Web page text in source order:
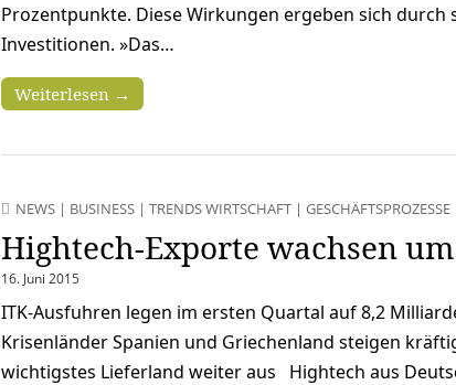
Prozentpunkte. Diese Wirkungen ergeben sich durch
Investitionen. »Das…
Weiterlesen →
NEWS| BUSINESS| TRENDS WIRTSCHAFT| GESCHÄFTSPROZESSE
Hightech-Exporte wachsen
16. Juni 2015
ITK-Ausfuhren legen im ersten Quartal auf 8,2
Krisenländer Spanien und Griechenland steigen
wichtigstes Lieferland weiter aus Hightech aus